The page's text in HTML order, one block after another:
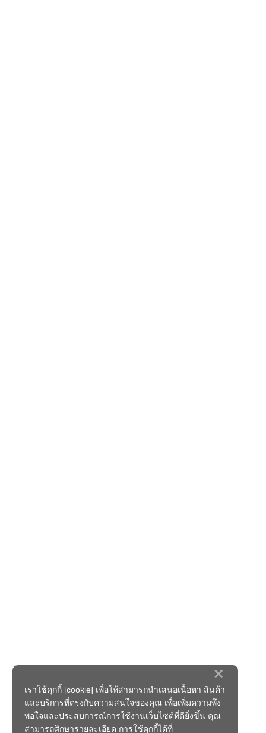
×
เราใช้คุกกี้ [cookie] เพื่อให้สามารถนำเสนอเนื้อหา สินค้า
และบริการที่ตรงกับความสนใจของคุณ เพื่อเพิ่มความพึง
พอใจและประสบการณ์การใช้งานเว็บไซต์ที่ดียิ่งขึ้น คุณ
สามารถศึกษารายละเอียด การใช้คุกกี้ได้ที่